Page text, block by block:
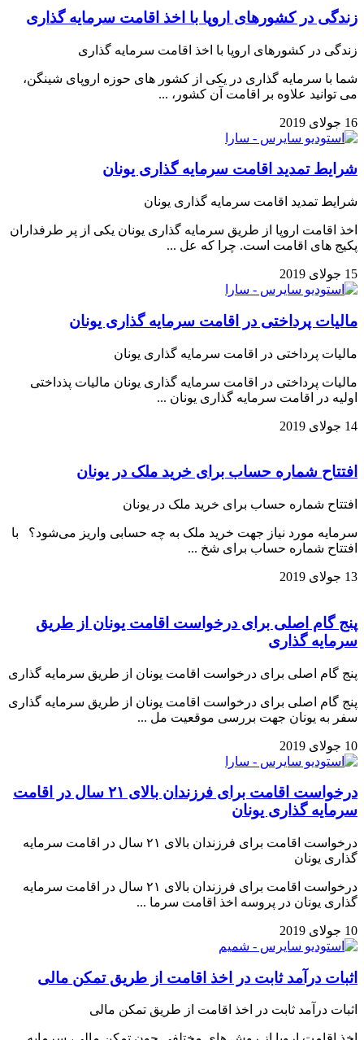
زندگی در کشورهای اروپا با اخذ اقامت سرمایه گذاری
زندگی در کشورهای اروپا با اخذ اقامت سرمایه گذاری
شما با سرمایه گذاری در یکی از کشور های حوزه اروپای شینگن،
می توانید علاوه بر اقامت آن کشور، ...
16 جولای 2019
شرایط تمدید اقامت سرمایه گذاری یونان
شرایط تمدید اقامت سرمایه گذاری یونان
اخذ اقامت اروپا از طریق سرمایه گذاری یونان یکی از پر طرفداران
پکیج های اقامت است. چرا که عل ...
15 جولای 2019
مالیات پرداختی در اقامت سرمایه گذاری یونان
مالیات پرداختی در اقامت سرمایه گذاری یونان
مالیات پرداختی در اقامت سرمایه گذاری یونان مالیات پذداختی
اولیه در اقامت سرمایه گذاری یونان ...
14 جولای 2019
افتتاح شماره حساب برای خرید ملک در یونان
افتتاح شماره حساب برای خرید ملک در یونان
سرمایه مورد نیاز جهت خرید ملک به چه حسابی واریز می‌شود؟ با
افتتاح شماره حساب برای شخ ...
13 جولای 2019
پنج گام اصلی برای درخواست اقامت یونان از طریق
سرمایه گذاری
پنج گام اصلی برای درخواست اقامت یونان از طریق سرمایه گذاری
پنج گام اصلی برای درخواست اقامت یونان از طریق سرمایه گذاری
سفر به یونان جهت بررسی موقعیت مل ...
10 جولای 2019
درخواست اقامت برای فرزندان بالای ۲۱ سال در اقامت
سرمایه گذاری یونان
درخواست اقامت برای فرزندان بالای ۲۱ سال در اقامت سرمایه
گذاری یونان
درخواست اقامت برای فرزندان بالای ۲۱ سال در اقامت سرمایه
گذاری یونان در پروسه اخذ اقامت سرما ...
10 جولای 2019
اثبات درآمد ثابت در اخذ اقامت از طریق تمکن مالی
اثبات درآمد ثابت در اخذ اقامت از طریق تمکن مالی